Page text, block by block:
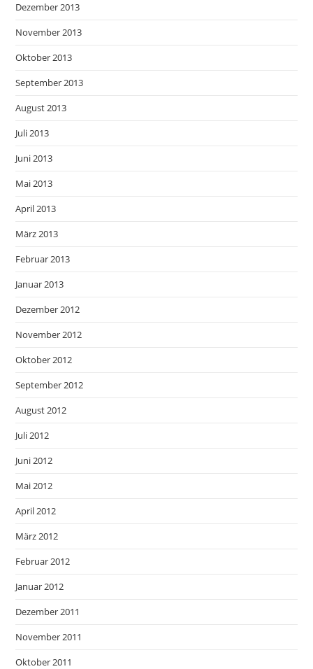
Dezember 2013
November 2013
Oktober 2013
September 2013
August 2013
Juli 2013
Juni 2013
Mai 2013
April 2013
März 2013
Februar 2013
Januar 2013
Dezember 2012
November 2012
Oktober 2012
September 2012
August 2012
Juli 2012
Juni 2012
Mai 2012
April 2012
März 2012
Februar 2012
Januar 2012
Dezember 2011
November 2011
Oktober 2011